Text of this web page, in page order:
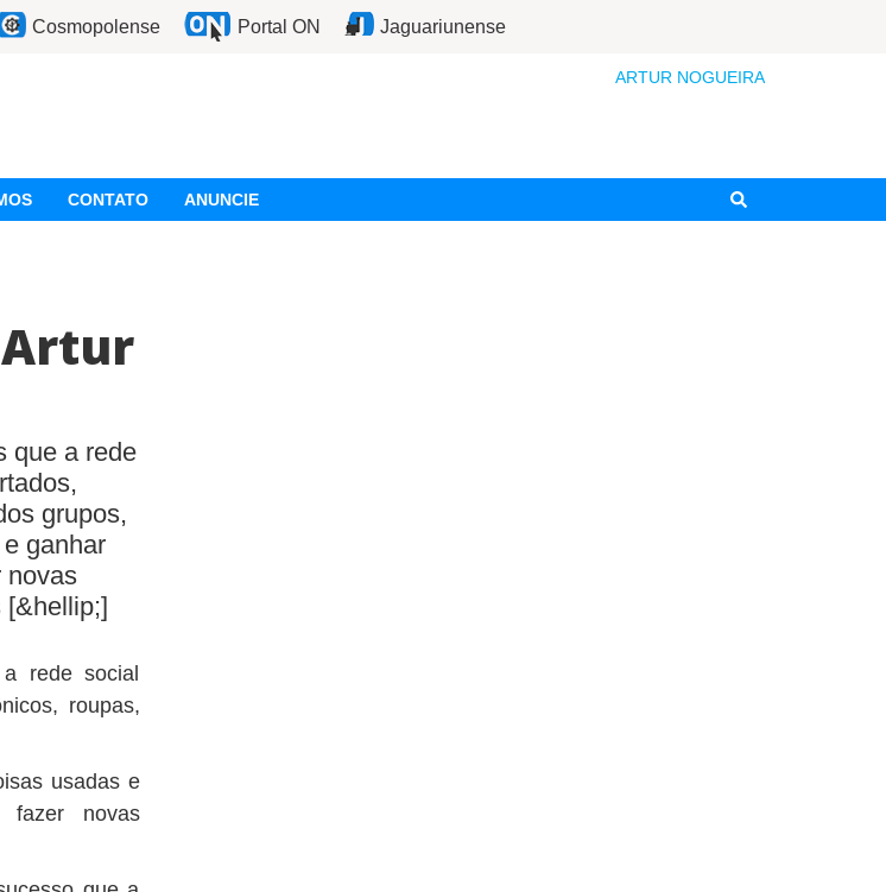
Cosmopolense Portal ON Jaguariunense
ARTUR NOGUEIRA
CONTATO ANUNCIE
que a rede
grupos,
ganhar
novas
[&hellip;]
rede social
roupas,
usadas e
fazer novas